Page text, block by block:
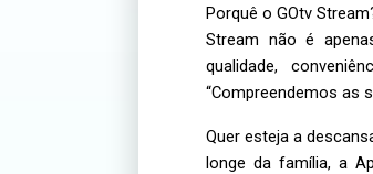
Porquê o GOtv
Stream não é
qualidade,
“Compreendemos as
Quer esteja a
longe da família, a